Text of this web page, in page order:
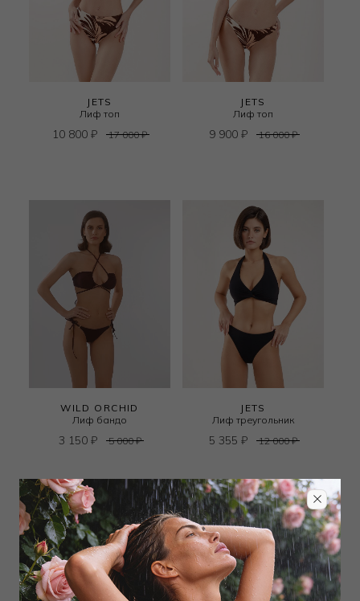
JETS
Лиф топ
10 800 ₽ 17 000₽
JETS
Лиф топ
9 900 ₽ 16 000₽
WILD ORCHID
Лиф бандо
3 150 ₽ 5 000₽
JETS
Лиф треугольник
5 355 ₽ 12 000₽